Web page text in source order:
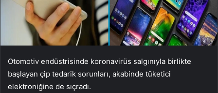
Otomotiv endüstrisinde koronavirüs salgınıyla birlikte
başlayan çip tedarik sorunları, akabinde tüketici
elektroniğine de sıçradı.